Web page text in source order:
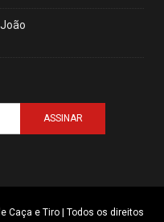
ASSINAR
Caça e Tiro | Todos os direitos